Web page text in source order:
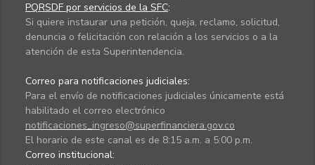
PQRSDF por servicios de la SFC:
Si quiere instaurar una petición, queja, reclamo, solicitud,
denuncia o felicitación con relación a los servicios o a la
atención de esta Superintendencia.
Correo para notificaciones judiciales:
Para el envío de notificaciones judiciales únicamente está
habilitado el correo electrónico
notificaciones_ingreso@superfinanciera.gov.co
El horario de este canal es de 8:15 a.m. a 5:00 p.m.
Correo institucional: